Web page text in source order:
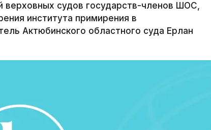
верховных судов государств-членов ШОС,
института примирения в
Актюбинского областного суда Ерлан